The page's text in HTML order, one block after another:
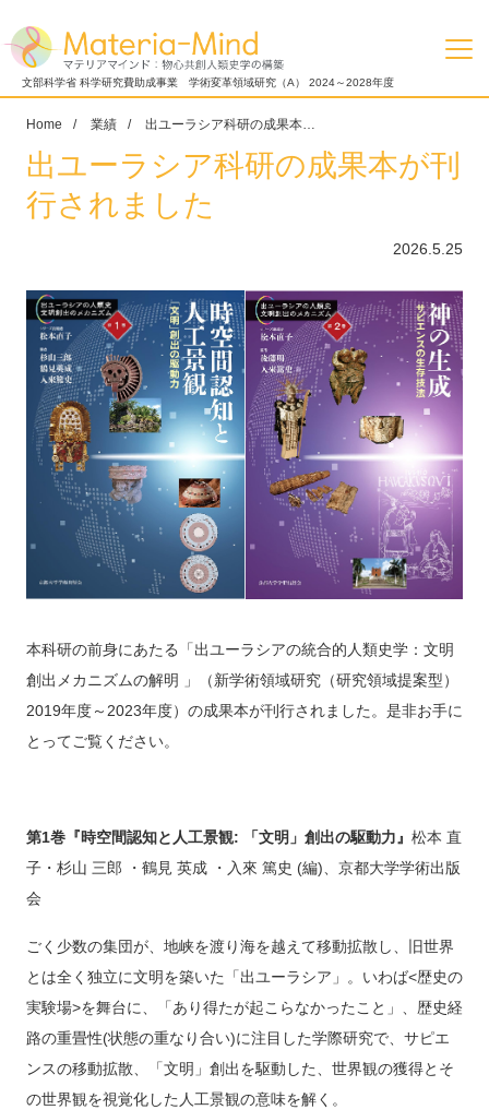
文部科学省 科学研究費助成事業 学術変革領域研究（A） 2024～2028年度
Home 業績 出ユーラシア科研の成果本が刊行されました
出ユーラシア科研の成果本が刊
行されました
2026.5.25
本科研の前身にあたる「出ユーラシアの統合的人類史学：文明
創出メカニズムの解明 」（新学術領域研究（研究領域提案型）
2019年度～2023年度）の成果本が刊行されました。是非お手に
とってご覧ください。
第1巻『時空間認知と人工景観: 「文明」創出の駆動力』 松本 直
子・杉山 三郎 ・鶴見 英成 ・入來 篤史 (編)、京都大学学術出版
会
ごく少数の集団が、地峡を渡り海を越えて移動拡散し、旧世界
とは全く独立に文明を築いた「出ユーラシア」。いわば<歴史の
実験場>を舞台に、「あり得たが起こらなかったこと」、歴史経
路の重畳性(状態の重なり合い)に注目した学際研究で、サピエ
ンスの移動拡散、「文明」創出を駆動した、世界観の獲得とそ
の世界観を視覚化した人工景観の意味を解く。